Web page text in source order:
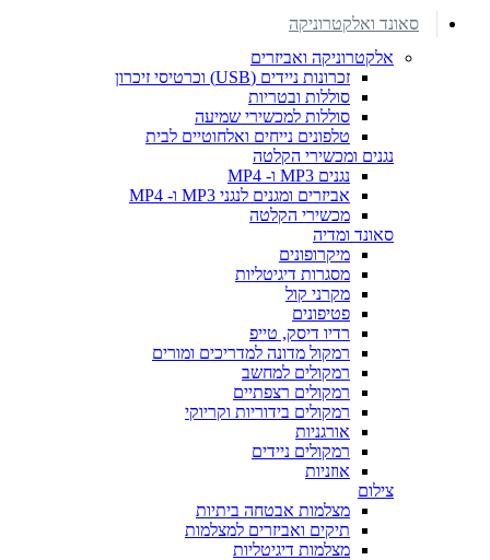
סאונד ואלקטרוניקה
אלקטרוניקה ואביזרים
זכרונות ניידים (USB) וכרטיסי זיכרון
סוללות ובטריות
סוללות למכשירי שמיעה
טלפונים נייחים ואלחוטיים לבית
נגנים ומכשירי הקלטה
נגנים MP3 ו- MP4
אביזרים ומגנים לנגני MP3 ו- MP4
מכשירי הקלטה
סאונד ומדיה
מיקרופונים
מסגרות דיגיטליות
מקרני קול
פטיפונים
רדיו דיסק, טייפ
רמקול מדונה למדריכים ומורים
רמקולים למחשב
רמקולים רצפתיים
רמקולים בידוריות וקריוקי
אורגניות
רמקולים ניידים
אוזניות
צילום
מצלמות אבטחה ביתיות
תיקים ואביזרים למצלמות
מצלמות דיגיטליות